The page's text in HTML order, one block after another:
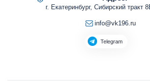
г. Екатеринбург, Сибирский тракт
info@vk196.ru
Telegram